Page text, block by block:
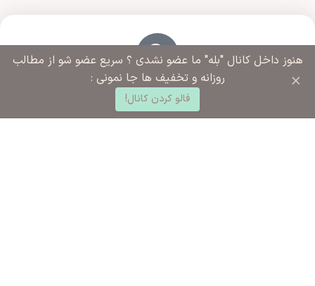
آدرس فروشگاه
ورامین مجتمع ادارات خیابان آزادگان روبروی خیابان ملاهادی
سبزواری نبش کوچه شهید رضایی
هنوز داخل کانال "بله" ما عضو نشدی ؟ سریع عضو شو از مطالب
روزانه و تخفیف ها جا نمونی :
فالو کردن کانال!
×